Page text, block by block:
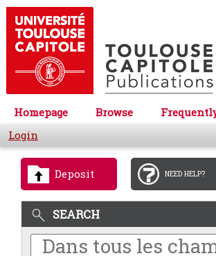
Homepage Browse
Login
Deposit NEED HELP?
SEARCH